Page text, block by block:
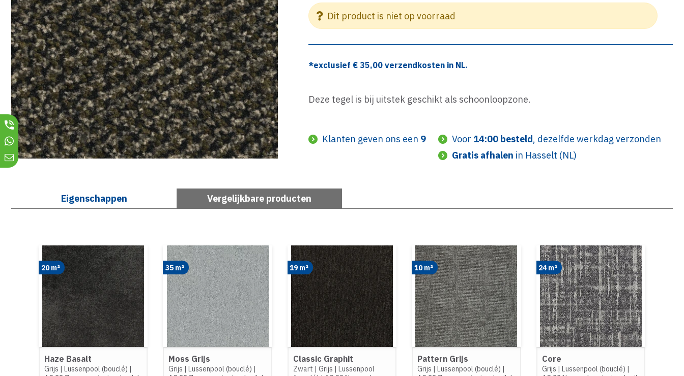
Dit product is niet op voorraad
*exclusief €35,00 verzendkosten in NL.
Deze tegel is bij uitstek geschikt als schoonloopzone.
Klanten geven ons een 9 Voor 14:00 besteld, dezelfde werkdag verzonden
Gratis afhalen in Hasselt (NL)
Eigenschappen Vergelijkbare producten
20 m²
Haze Basalt
Grijs Lussenpool (bouclé)
35 m²
Moss Grijs
Grijs Lussenpool (bouclé)
19 m²
Classic Graphit
Zwart Grijs
Lussenpool
10 m²
Pattern Grijs
Grijs Lussenpool (bouclé)
24 m²
Core
Grijs Lussenpool (bouclé)